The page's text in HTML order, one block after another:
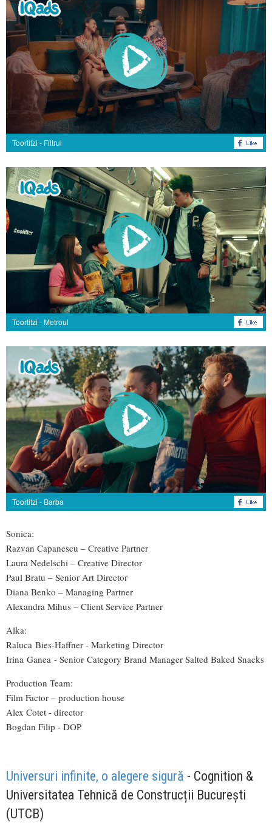
Toortitzi - Filtrul
Toortitzi - Metroul
Toortitzi - Barba
Sonica:
Razvan Capanescu – Creative Partner
Laura Nedelschi – Creative Director
Paul Bratu – Senior Art Director
Diana Benko – Managing Partner
Alexandra Mihus – Client Service Partner
Alka:
Raluca Bies-Haffner - Marketing Director
Irina Ganea - Senior Category Brand Manager Salted Baked Snacks
Production Team:
Film Factor – production house
Alex Cotet - director
Bogdan Filip - DOP
Universuri infinite, o alegere sigură - Cognition &
Universitatea Tehnică de Construcții București
(UTCB)